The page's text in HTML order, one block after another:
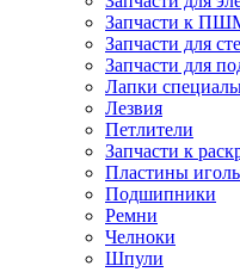
Запчасти к
Запчасти для
Запчасти для
Лапки
Лезвия
Петлители
Запчасти к
Пластины
Подшипники
Ремни
Челноки
Шпули